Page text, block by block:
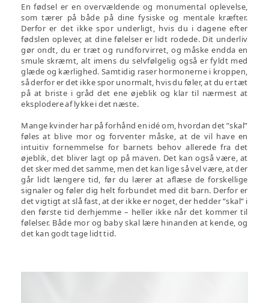
En fødsel er en overvældende og monumental oplevelse,
som tærer på både på dine fysiske og mentale kræfter.
Derfor er det ikke spor underligt, hvis du i dagene efter
fødslen oplever, at dine følelser er lidt rodede. Dit underliv
gør ondt, du er træt og rundforvirret, og måske endda en
smule skræmt, alt imens du selvfølgelig også er fyldt med
glæde og kærlighed. Samtidig raser hormonerne i kroppen,
så derfor er det ikke spor unormalt, hvis du føler, at du er tæt
på at briste i gråd det ene øjeblik og klar til nærmest at
eksplodere af lykke i det næste.
Mange kvinder har på forhånd en idé om, hvordan det ”skal”
føles at blive mor og forventer måske, at de vil have en
intuitiv fornemmelse for barnets behov allerede fra det
øjeblik, det bliver lagt op på maven. Det kan også være, at
det sker med det samme, men det kan lige så vel være, at der
går lidt længere tid, før du lærer at aflæse de forskellige
signaler og føler dig helt forbundet med dit barn. Derfor er
det vigtigt at slå fast, at der ikke er noget, der hedder ”skal” i
den første tid derhjemme – heller ikke når det kommer til
følelser. Både mor og baby skal lære hinanden at kende, og
det kan godt tage lidt tid.